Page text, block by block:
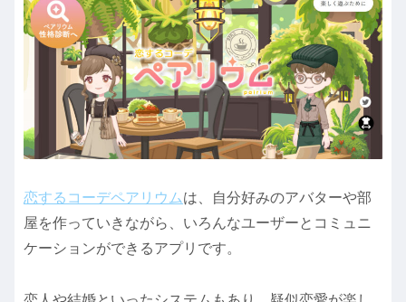
恋するコーデペアリウムは、自分好みのアバターや部
屋を作っていきながら、いろんなユーザーとコミュニ
ケーションができるアプリです。